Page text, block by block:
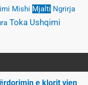
Mishi Mjalti Ngrirja
Toka Ushqimi
e klorit vjen